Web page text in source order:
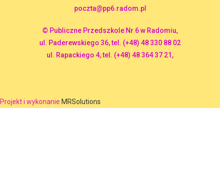
poczta@pp6.radom.pl
© Publiczne Przedszkole Nr 6 w Radomiu,
ul. Paderewskiego 36, tel. (+48) 48 330 88 02
ul. Rapackiego 4, tel. (+48) 48 364 37 21,
Projekt i wykonanie MRSolutions